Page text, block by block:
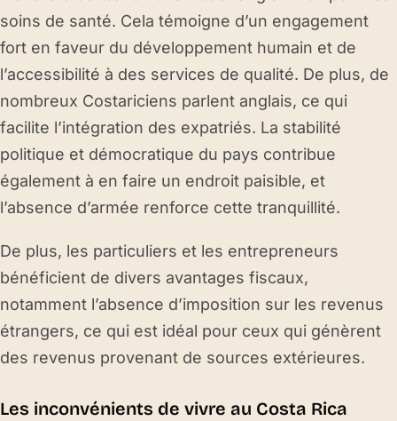
soins de santé. Cela témoigne d’un engagement
fort en faveur du développement humain et de
l’accessibilité à des services de qualité. De plus, de
nombreux Costariciens parlent anglais, ce qui
facilite l’intégration des expatriés. La stabilité
politique et démocratique du pays contribue
également à en faire un endroit paisible, et
l’absence d’armée renforce cette tranquillité.
De plus, les particuliers et les entrepreneurs
bénéficient de divers avantages fiscaux,
notamment l’absence d’imposition sur les revenus
étrangers, ce qui est idéal pour ceux qui génèrent
des revenus provenant de sources extérieures.
Les inconvénients de vivre au Costa Rica